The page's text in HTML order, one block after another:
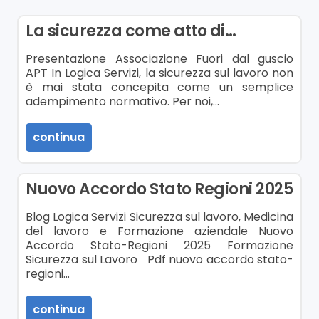
La sicurezza come atto di…
Presentazione Associazione Fuori dal guscio
APT In Logica Servizi, la sicurezza sul lavoro non
è mai stata concepita come un semplice
adempimento normativo. Per noi,…
continua
Nuovo Accordo Stato Regioni 2025
Blog Logica Servizi Sicurezza sul lavoro, Medicina
del lavoro e Formazione aziendale Nuovo
Accordo Stato-Regioni 2025 Formazione
Sicurezza sul Lavoro Pdf nuovo accordo stato-
regioni…
continua